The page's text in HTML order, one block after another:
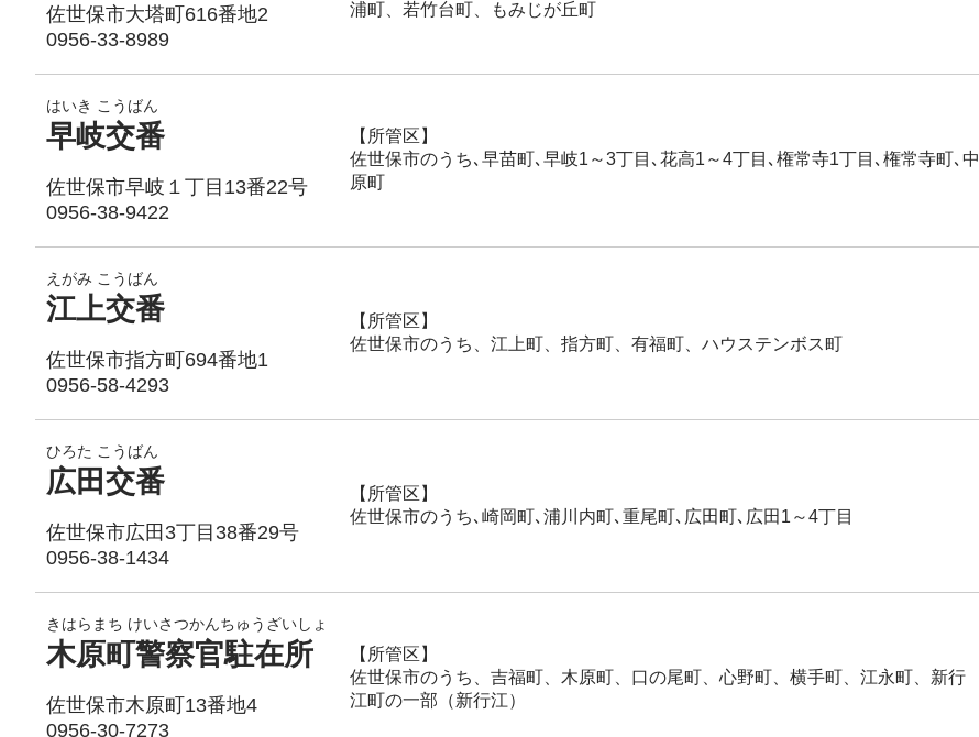
佐世保市大塔町616番地2
0956-33-8989
浦町、若竹台町、もみじが丘町
はいき こうばん
早岐交番
佐世保市早岐１丁目13番22号
0956-38-9422
【所管区】
佐世保市のうち､早苗町､早岐1～3丁目､花高1～4丁目､権常寺1丁目､権常寺町､中
原町
えがみ こうばん
江上交番
佐世保市指方町694番地1
0956-58-4293
【所管区】
佐世保市のうち、江上町、指方町、有福町、ハウステンボス町
ひろた こうばん
広田交番
佐世保市広田3丁目38番29号
0956-38-1434
【所管区】
佐世保市のうち､崎岡町､浦川内町､重尾町､広田町､広田1～4丁目
きはらまち けいさつかんちゅうざいしょ
木原町警察官駐在所
佐世保市木原町13番地4
0956-30-7273
【所管区】
佐世保市のうち、吉福町、木原町、口の尾町、心野町、横手町、江永町、新行
江町の一部（新行江）